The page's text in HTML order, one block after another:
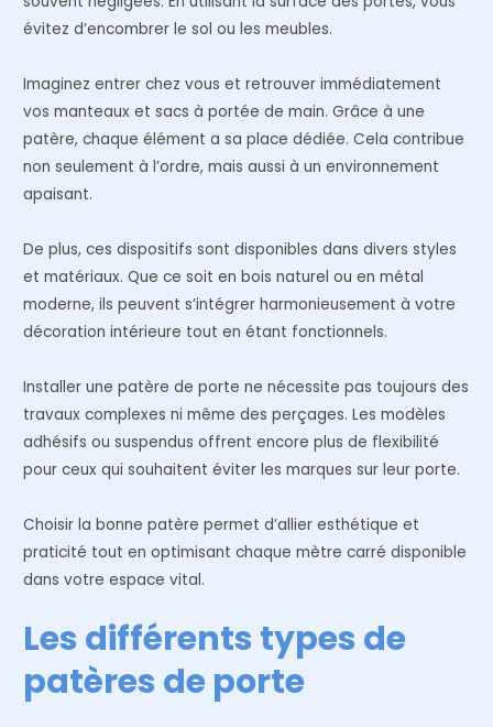
évitez d’encombrer le sol ou les meubles.
Imaginez entrer chez vous et retrouver immédiatement
vos manteaux et sacs à portée de main. Grâce à une
patère, chaque élément a sa place dédiée. Cela contribue
non seulement à l’ordre, mais aussi à un environnement
apaisant.
De plus, ces dispositifs sont disponibles dans divers styles
et matériaux. Que ce soit en bois naturel ou en métal
moderne, ils peuvent s’intégrer harmonieusement à votre
décoration intérieure tout en étant fonctionnels.
Installer une patère de porte ne nécessite pas toujours des
travaux complexes ni même des perçages. Les modèles
adhésifs ou suspendus offrent encore plus de flexibilité
pour ceux qui souhaitent éviter les marques sur leur porte.
Choisir la bonne patère permet d’allier esthétique et
praticité tout en optimisant chaque mètre carré disponible
dans votre espace vital.
Les différents types de
patères de porte